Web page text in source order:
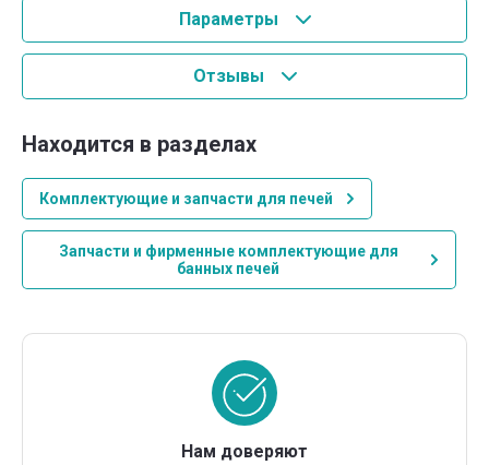
Параметры
Отзывы
Находится в разделах
Комплектующие и запчасти для печей
Запчасти и фирменные комплектующие для
банных печей
Нам доверяют